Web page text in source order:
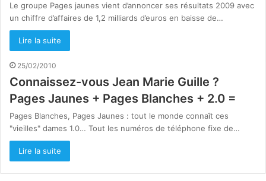
Le groupe Pages jaunes vient d’annoncer ses résultats 2009 avec
un chiffre d’affaires de 1,2 milliards d’euros en baisse de…
Lire la suite
25/02/2010
Connaissez-vous Jean Marie Guille ?
Pages Jaunes + Pages Blanches + 2.0 =
Pages Blanches, Pages Jaunes : tout le monde connaît ces
"vieilles" dames 1.0… Tout les numéros de téléphone fixe de…
Lire la suite